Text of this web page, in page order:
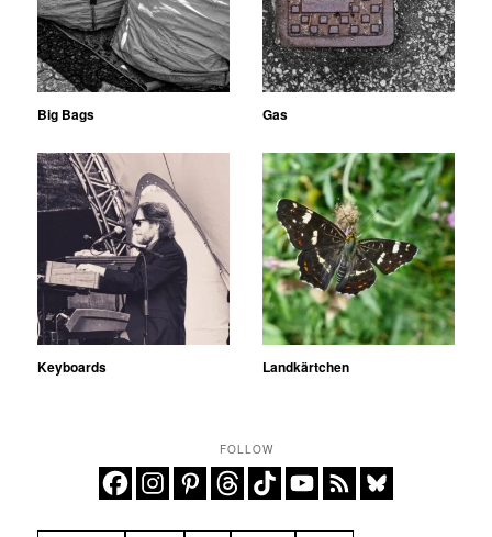
Big Bags Gas
Keyboards Landkärtchen
FOLLOW